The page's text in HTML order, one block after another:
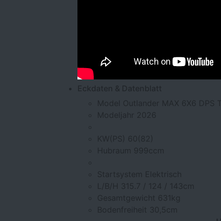
Eckdaten & Datenblatt
Model
Outlander MAX 6X6 DPS
Modeljahr
2026
KW(PS)
60(82)
Hubraum
Startsystem
Elektrisch
L/B/H
315.7 / 124 / 143cm
Gesamtgewicht 631kg
Bodenfreiheit 30,5cm